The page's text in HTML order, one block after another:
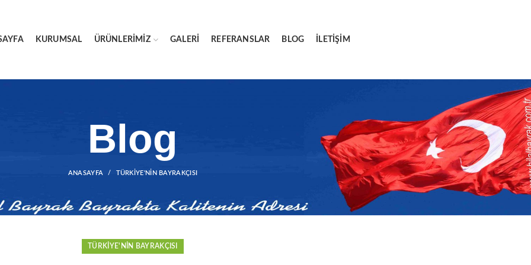
KURUMSAL ÜRÜNLERIMIZ GALERI REFERANSLAR BLOG İLETIŞIM
Blog
ANASAYFA TÜRKIYE'NIN BAYRAKÇISI
TÜRKIYE'NIN BAYRAKÇISI